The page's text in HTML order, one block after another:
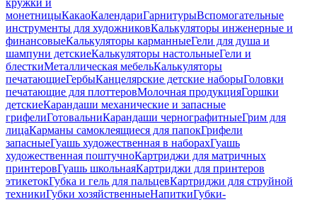
кружки и
монетницыКакаоКалендариГарнитурыВспомогательные
инструменты для художниковКалькуляторы инженерные и
финансовыеКалькуляторы карманныеГели для душа и
шампуни детскиеКалькуляторы настольныеГели и
блесткиМеталлическая мебельКалькуляторы
печатающиеГербыКанцелярские детские наборыГоловки
печатающие для плоттеровМолочная продукцияГоршки
детскиеКарандаши механические и запасные
грифелиГотовальниКарандаши чернографитныеГрим для
лицаКарманы самоклеящиеся для папокГрифели
запасныеГуашь художественная в наборахГуашь
художественная поштучноКартриджи для матричных
принтеровГуашь школьнаяКартриджи для принтеров
этикетокГубка и гель для пальцевКартриджи для струйной
техникиГубки хозяйственныеНапиткиГубки-